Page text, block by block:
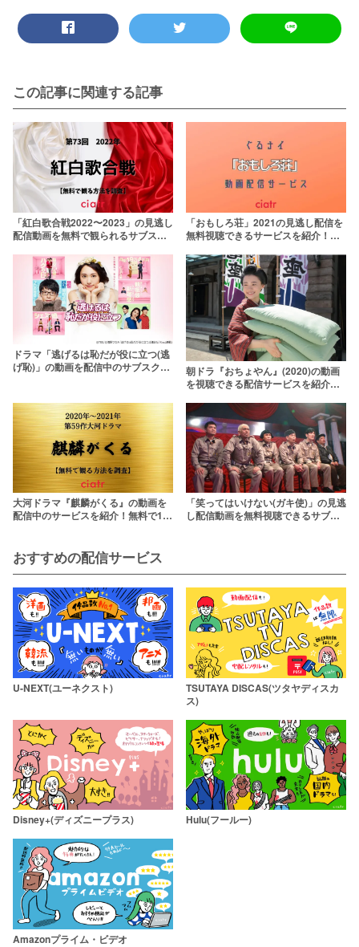
この記事に関連する記事
「紅白歌合戦2022〜2023」の見逃し
配信動画を無料で観られるサブスク
「おもしろ荘」2021の見逃し配信を
無料視聴できるサービスを紹介！歴
ドラマ「逃げるは恥だが役に立つ(逃
げ恥)」の動画を配信中のサブスクは
朝ドラ『おちょやん』(2020)の動画
を視聴できる配信サービスを紹介！
大河ドラマ『麒麟がくる』の動画を
配信中のサービスを紹介！無料で1話
「笑ってはいけない(ガキ使)」の見逃
し配信動画を無料視聴できるサブス
おすすめの配信サービス
U-NEXT(ユーネクスト)
TSUTAYA DISCAS(ツタヤディスカ
ス)
Disney+(ディズニープラス) Hulu(フールー)
Amazonプライム・ビデオ